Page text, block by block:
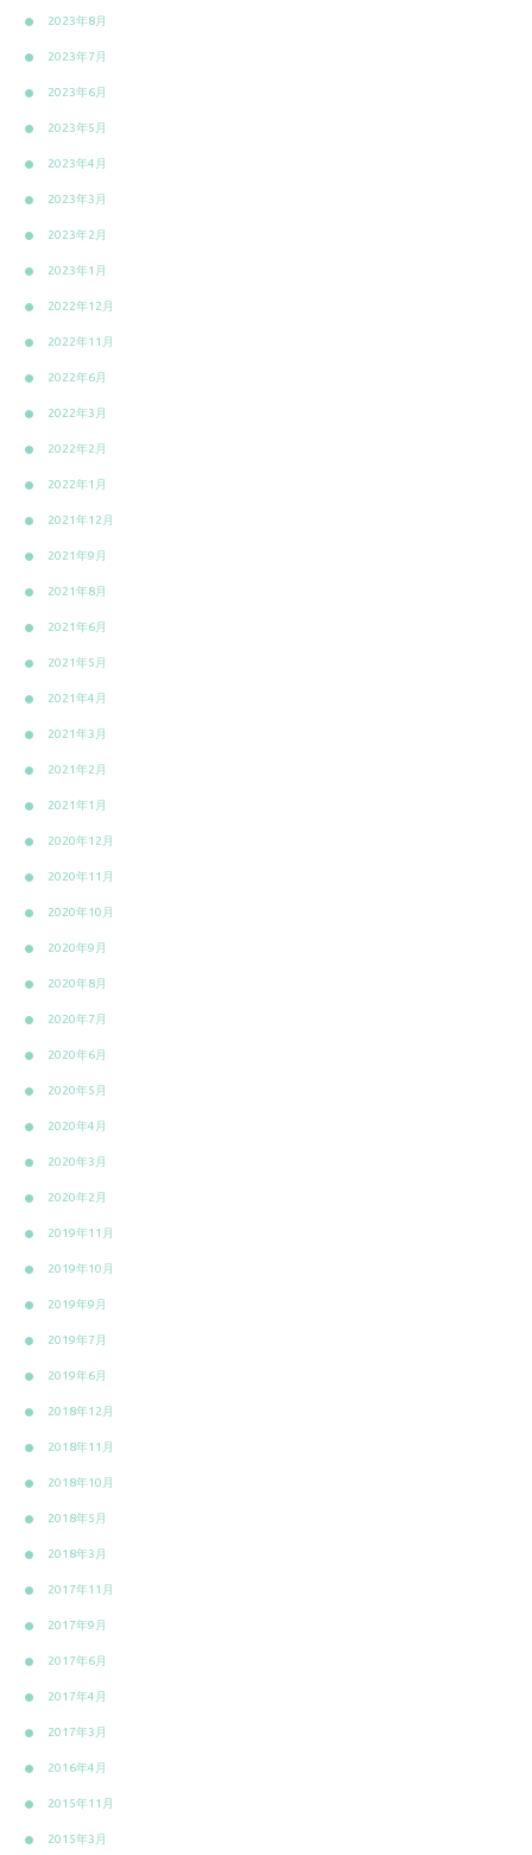
2023年8月
2023年7月
2023年6月
2023年5月
2023年4月
2023年3月
2023年2月
2023年1月
2022年12月
2022年11月
2022年6月
2022年3月
2022年2月
2022年1月
2021年12月
2021年9月
2021年8月
2021年6月
2021年5月
2021年4月
2021年3月
2021年2月
2021年1月
2020年12月
2020年11月
2020年10月
2020年9月
2020年8月
2020年7月
2020年6月
2020年5月
2020年4月
2020年3月
2020年2月
2019年11月
2019年10月
2019年9月
2019年7月
2019年6月
2018年12月
2018年11月
2018年10月
2018年5月
2018年3月
2017年11月
2017年9月
2017年6月
2017年4月
2017年3月
2016年4月
2015年11月
2015年3月